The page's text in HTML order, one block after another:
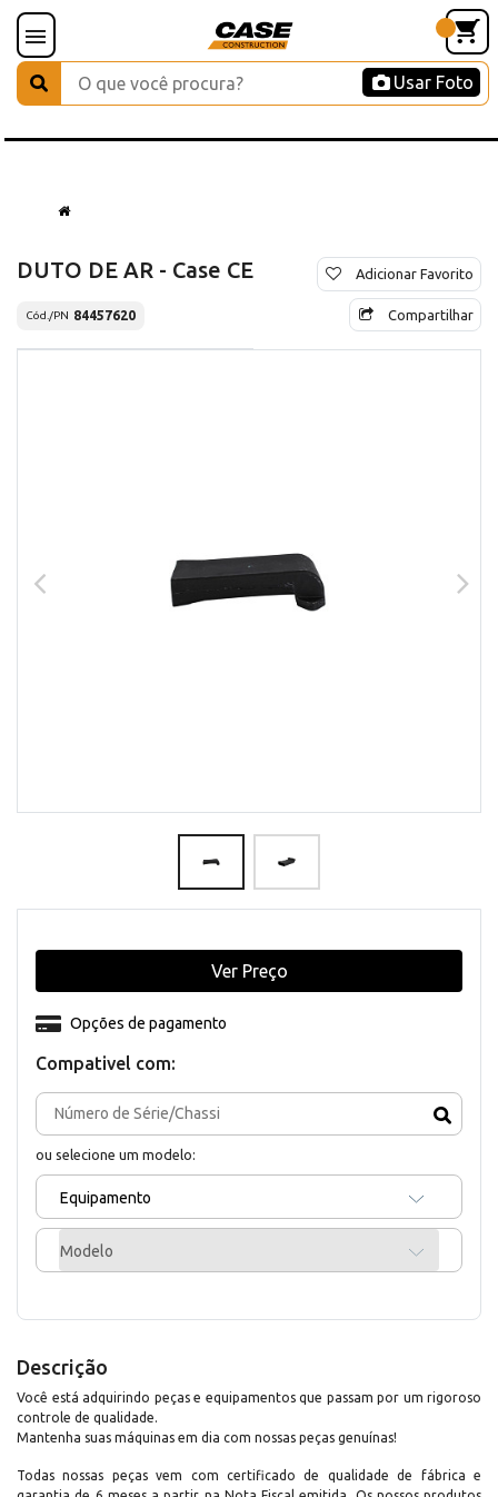
Usar Foto
DUTO DE AR - Case CE
Cód./PN 84457620
Adicionar Favorito
Compartilhar
Compativel com:
ou selecione um modelo:
Equipamento
Modelo
Opções de pagamento
Ver Preço
Descrição
Você está adquirindo peças e equipamentos que passam por um rigoroso
controle de qualidade.
Mantenha suas máquinas em dia com nossas peças genuínas!
Todas nossas peças vem com certificado de qualidade de fábrica e